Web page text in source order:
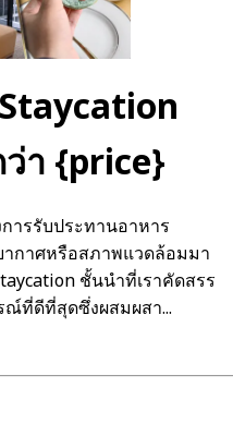
า {price}
รรับประทานอาหาร
ากาศหรือสภาพแวดล้อมมา
ชั้นนำที่เราคัดสรร
ที่ดีที่สุดซึ่งผสมผสา...